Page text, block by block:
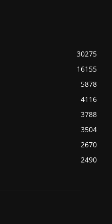
30275
16155
5878
4116
3788
3504
2670
2490